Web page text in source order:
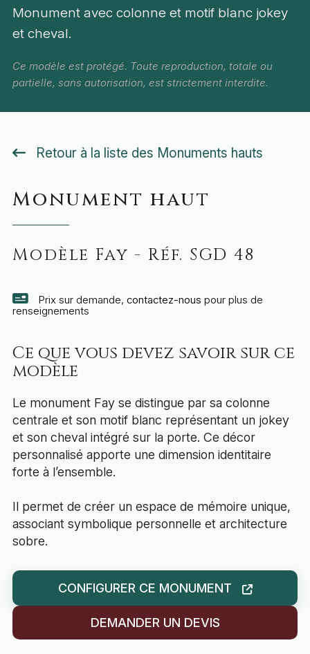
Monument avec colonne et motif blanc jokey
et cheval.
Ce modèle est protégé. Toute reproduction, totale ou
partielle, sans autorisation, est strictement interdite.
Retour à la liste des Monuments hauts
Monument haut
Modèle Fay - Réf. SGD 48
Prix sur demande, contactez-nous pour plus de
renseignements
Ce que vous devez savoir sur ce
modèle
Le monument Fay se distingue par sa colonne
centrale et son motif blanc représentant un jokey
et son cheval intégré sur la porte. Ce décor
personnalisé apporte une dimension identitaire
forte à l’ensemble.
Il permet de créer un espace de mémoire unique,
associant symbolique personnelle et architecture
sobre.
CONFIGURER CE MONUMENT
DEMANDER UN DEVIS